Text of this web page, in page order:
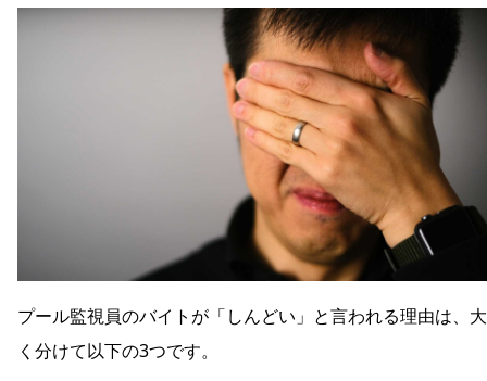
プール監視員のバイトが「しんどい」と言われる理由は、
く分けて以下の3つです。